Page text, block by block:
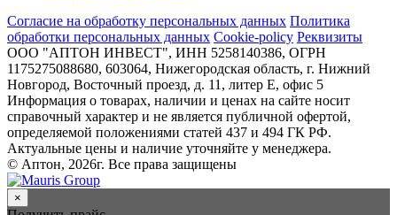
Согласие на обработку персональных данных Политика
обработки персональных данных Cookie-policy Реквизиты
ООО "АПТОН ИНВЕСТ", ИНН 5258140386, ОГРН
1175275088680, 603064, Нижегородская область, г. Нижний
Новгород, Восточный проезд, д. 11, литер Е, офис 5
Информация о товарах, наличии и ценах на сайте носит
справочный характер и не является публичной офертой,
определяемой положениями статей 437 и 494 ГК РФ.
Актуальные цены и наличие уточняйте у менеджера.
© Аптон, 2026г. Все права защищены
×